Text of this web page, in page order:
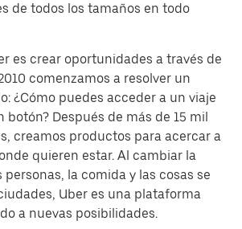
de todos los tamaños en todo
es crear oportunidades a través de
comenzamos a resolver un
¿Cómo puedes acceder a un viaje
botón? Después de más de 15 mil
creamos productos para acercar a
quieren estar. Al cambiar la
la comida y las cosas se
Uber es una plataforma
a nuevas posibilidades.